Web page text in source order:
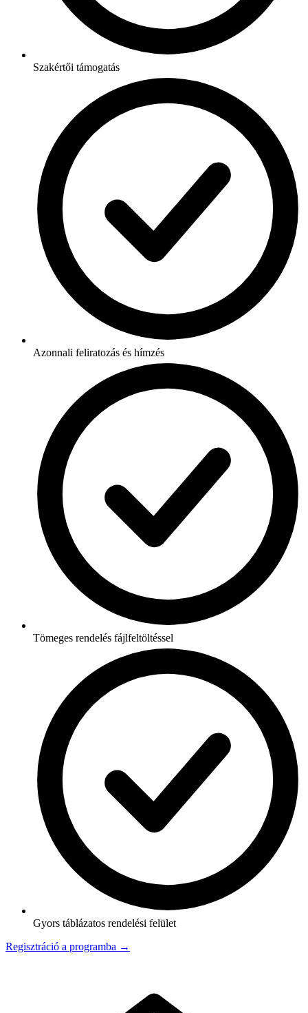
Szakértői támogatás
Azonnali feliratozás és hímzés
Tömeges rendelés fájlfeltöltéssel
Gyors táblázatos rendelési felület
Regisztráció a programba →